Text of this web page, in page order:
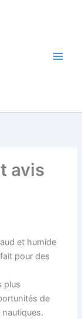
avis
et humide
pour des
plus
de